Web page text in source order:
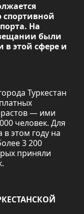
спортивной
На
были
в этой сфере и
Туркестан
— ими
человек. Для
этом году на
3 200
приняли